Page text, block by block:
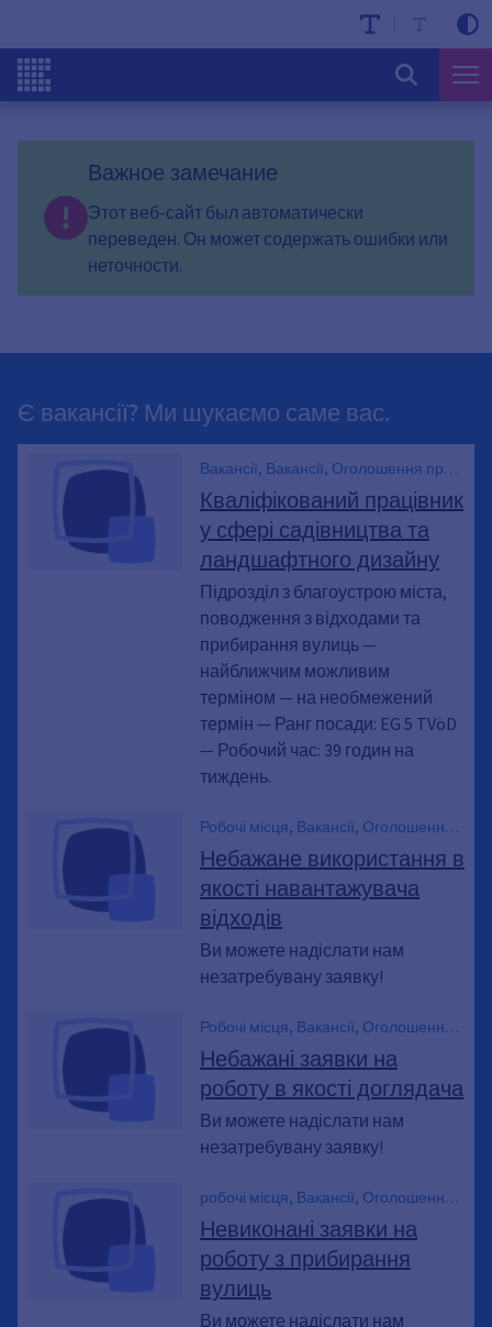
Важное замечание
Этот веб-сайт был автоматически
переведен. Он может содержать ошибки или
неточности.
Є вакансії? Ми шукаємо саме вас.
Вакансії, Вакансії, Оголошення про
вакансії, Кар'єра, *_000592
Кваліфікований працівник
у сфері садівництва та
ландшафтного дизайну
Підрозділ з благоустрою міста,
поводження з відходами та
прибирання вулиць —
найближчим можливим
терміном — на необмежений
термін — Ранг посади: EG 5 TVöD
— Робочий час: 39 годин на
тиждень.
Робочі місця, Вакансії, Оголошення
про роботу, Кар'єра
Небажане використання в
якості навантажувача
відходів
Ви можете надіслати нам
незатребувану заявку!
Робочі місця, Вакансії, Оголошення
про роботу, Кар'єра
Небажані заявки на
роботу в якості доглядача
Ви можете надіслати нам
незатребувану заявку!
робочі місця, Вакансії, Оголошення
про роботу, Кар'єра
Невиконані заявки на
роботу з прибирання
вулиць
Ви можете надіслати нам